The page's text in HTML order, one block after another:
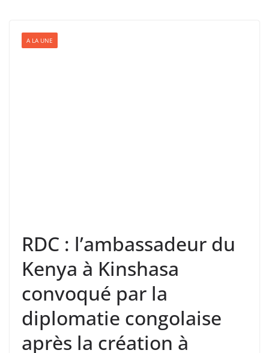
A LA UNE
RDC : l’ambassadeur du
Kenya à Kinshasa
convoqué par la
diplomatie congolaise
après la création à